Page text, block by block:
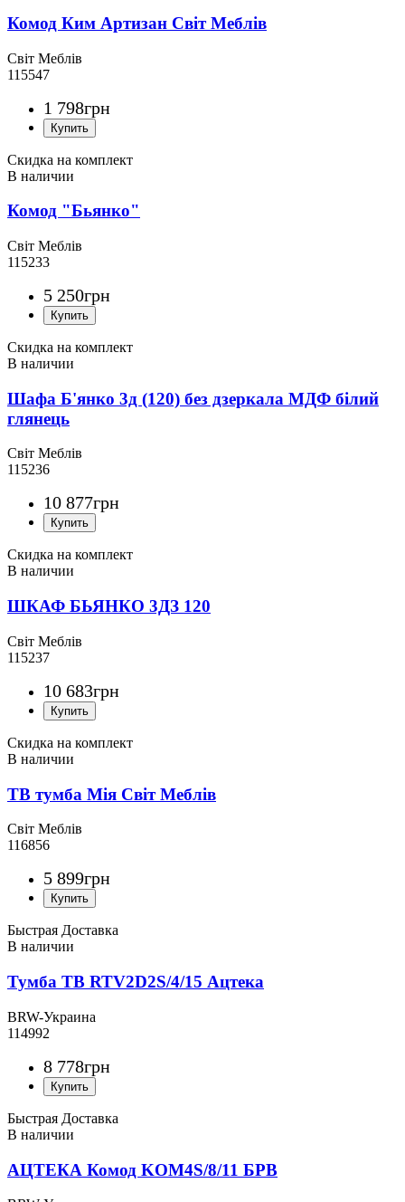
Комод Ким Артизан Світ Меблів
Світ Меблів
115547
1 798грн
Скидка на комплект
Комод "Бьянко"
Світ Меблів
115233
5 250грн
Скидка на комплект
Шафа Б'янко 3д (120) без дзеркала МДФ білий
глянець
Світ Меблів
115236
10 877грн
Скидка на комплект
ШКАФ БЬЯНКО 3ДЗ 120
Світ Меблів
115237
10 683грн
Скидка на комплект
ТВ тумба Мія Світ Меблів
Світ Меблів
116856
5 899грн
Быстрая Доставка
Тумба ТВ RTV2D2S/4/15 Ацтека
BRW-Украина
114992
8 778грн
Быстрая Доставка
АЦТЕКА Комод KOM4S/8/11 БРВ